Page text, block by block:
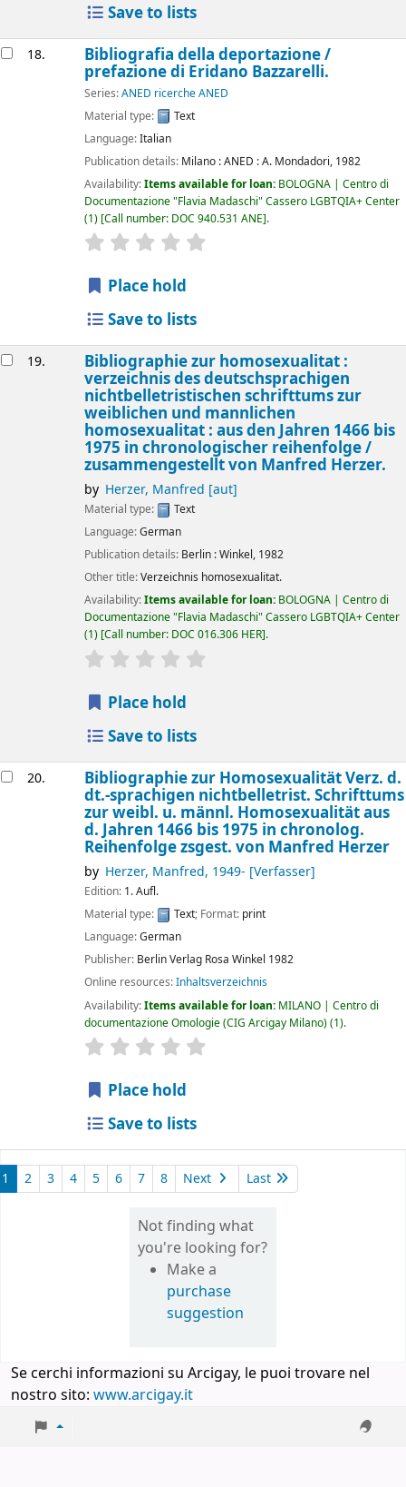
Save to lists
18. Bibliografia della deportazione /
prefazione di Eridano Bazzarelli.
Series:ANED ricerche ANED
Material type:
Text
Language:Italian
Publication details: Milano :ANED : A. Mondadori, 1982
Availability:Items available for loan: BOLOGNA | Centro di
Documentazione "Flavia Madaschi" Cassero LGBTQIA+ Center
(1) Call number: DOC 940.531 ANE .
star rating
Place hold
Save to lists
19. Bibliographie zur homosexualitat :
verzeichnis des deutschsprachigen
nichtbelletristischen schrifttums zur
weiblichen und mannlichen
homosexualitat : aus den Jahren 1466 bis
1975 in chronologischer reihenfolge /
zusammengestellt von Manfred Herzer.
by Herzer, Manfred [aut]
Material type:
Text
Language:German
Publication details: Berlin :Winkel, 1982
Other title:Verzeichnis homosexualitat.
Availability:Items available for loan: BOLOGNA | Centro di
Documentazione "Flavia Madaschi" Cassero LGBTQIA+ Center
(1) Call number: DOC 016.306 HER .
star rating
Place hold
Save to lists
20. Bibliographie zur Homosexualität Verz. d.
dt.-sprachigen nichtbelletrist. Schrifttums
zur weibl. u. männl. Homosexualität aus
d. Jahren 1466 bis 1975 in chronolog.
Reihenfolgezsgest. von Manfred Herzer
by Herzer, Manfred, 1949- [Verfasser]
Edition: 1. Aufl.
Material type:
Text; Format: print
Language:German
Publisher: BerlinVerlag Rosa Winkel 1982
Online resources:Inhaltsverzeichnis
Availability:Items available for loan: MILANO | Centro di
documentazione Omologie (CIG Arcigay Milano)(1).
star rating
Place hold
Save to lists
1 2 3 4 5 6 7 8 Next Last
Not finding what
you're looking for?
Make a
purchase
suggestion
Se cerchi informazioni su Arcigay, le puoi trovare nel
nostro sito: www.arcigay.it